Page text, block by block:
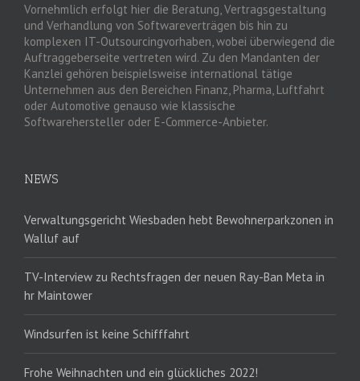
Vornehmlich erfolgt hier die Beratung, Vertragsgestaltung
und Verhandlung von Softwareverträgen bis hin zu
komplexen IT-Outsourcingvorhaben, wobei überwiegend die
Auftraggeberseite vertreten wird. Zu den Mandanten der
Kanzlei gehören beispielsweise international tätige
Unternehmen aus den Bereichen Finanz, Pharma, Luftfahrt
oder Automotive genauso wie klassische
Softwarehersteller oder E-Commerce-Anbieter.
NEWS
Verwaltungsgericht Wiesbaden hebt Bewohnerparkzonen in
Walluf auf
TV-Interview zu Rechtsfragen der neuen Ray-Ban Meta in
hr Maintower
Windsurfen ist keine Schifffahrt
Frohe Weihnachten und ein glückliches 2022!